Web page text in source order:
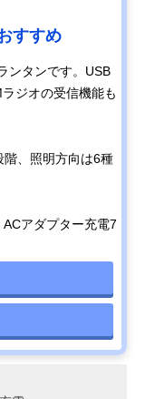
すすめ
ンタンです。USB
ジオの受信機能も
、照明方向は6種
アダプター充電7